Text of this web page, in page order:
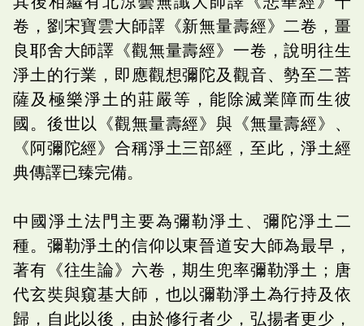
卷，劉宋寶雲大師譯《新無量壽經》二卷，畺
良耶舍大師譯《觀無量壽經》一卷，說明往生
淨土的行業，即應觀想彌陀及觀音、勢至二菩
薩及極樂淨土的莊嚴等，能除滅業障而生彼
國。後世以《觀無量壽經》與《無量壽經》、
《阿彌陀經》合稱淨土三部經，至此，淨土經
典傳譯已臻完備。
中國淨土法門主要為彌勒淨土、彌陀淨土二
種。彌勒淨土的信仰以東晉道安大師為最早，
著有《往生論》六卷，期生兜率彌勒淨土；唐
代玄奘與窺基大師，也以彌勒淨土為行持及依
歸，自此以後，由於修行者少，弘揚者更少，